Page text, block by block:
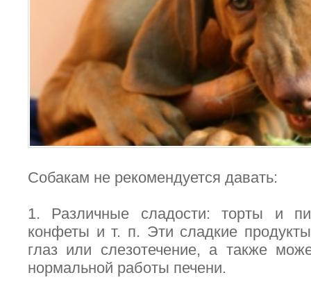
Собакам не рекомендуется давать:
1. Различные сладости: торты и
конфеты и т. п. Эти сладкие
глаз или слезотечение, а также
нормальной работы печени.